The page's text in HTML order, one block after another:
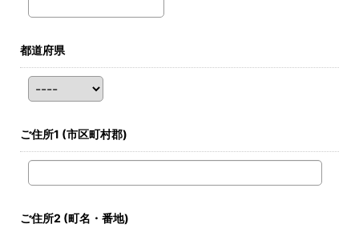
都道府県
ご住所1 (市区町村郡)
ご住所2 (町名・番地)